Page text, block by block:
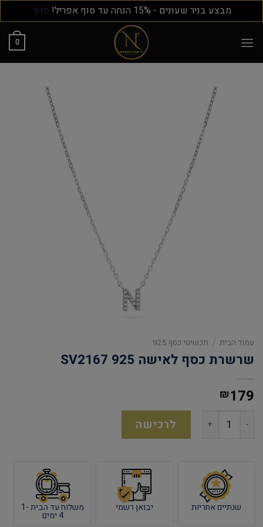
מבצע בניר שעונים - 15% הנחה עד סוף אפריל! סגור
0
עמוד הבית / תכשיטי כסף 925
שרשרת כסף לאישה 925 SV2167
₪179
לרכישה
שנתיים אחריות יבואן רשמי משלוח עד הבית 1-
4 ימים